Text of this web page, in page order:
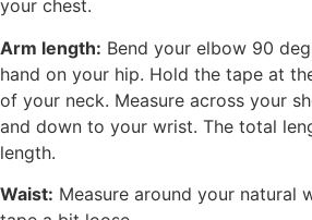
your chest.
Arm length: Bend your elbow 90
hand on your hip. Hold the tape at
of your neck. Measure across your
and down to your wrist. The total
length.
Waist: Measure around your natural